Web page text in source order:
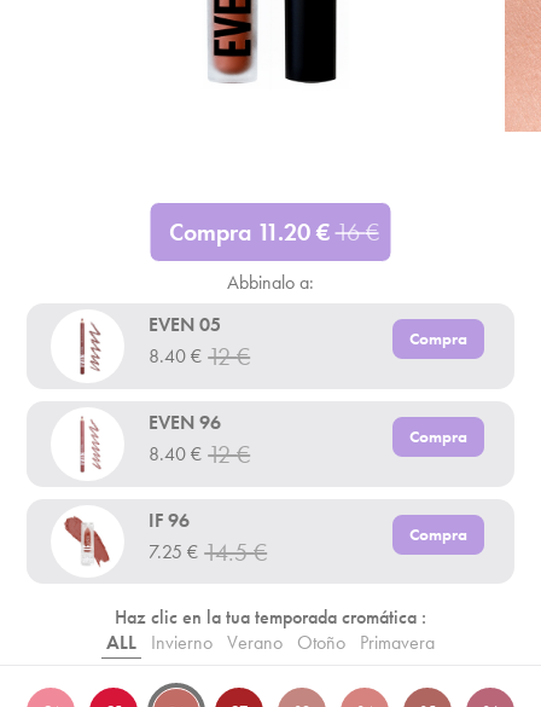
Compra 11.20 €16€
Abbinalo a:
EVEN 05
8.40€ 12€
Compra
EVEN 96
8.40€ 12€
Compra
IF 96
7.25 € 14.5€
Compra
Haz clic en la tua temporada cromática :
ALL
Invierno Verano Otoño Primavera